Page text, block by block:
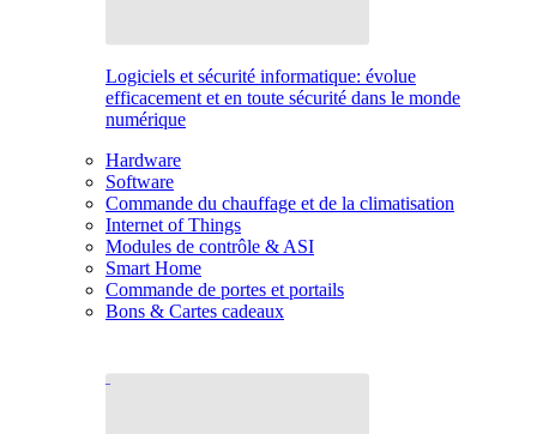
Logiciels et sécurité informatique: évolue
efficacement et en toute sécurité dans le monde
numérique
Hardware
Software
Commande du chauffage et de la climatisation
Internet of Things
Modules de contrôle & ASI
Smart Home
Commande de portes et portails
Bons & Cartes cadeaux